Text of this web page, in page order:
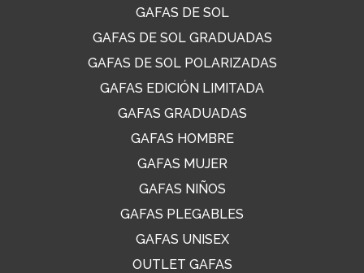
GAFAS DE SOL
GAFAS DE SOL GRADUADAS
GAFAS DE SOL POLARIZADAS
GAFAS EDICIÓN LIMITADA
GAFAS GRADUADAS
GAFAS HOMBRE
GAFAS MUJER
GAFAS NIÑOS
GAFAS PLEGABLES
GAFAS UNISEX
OUTLET GAFAS